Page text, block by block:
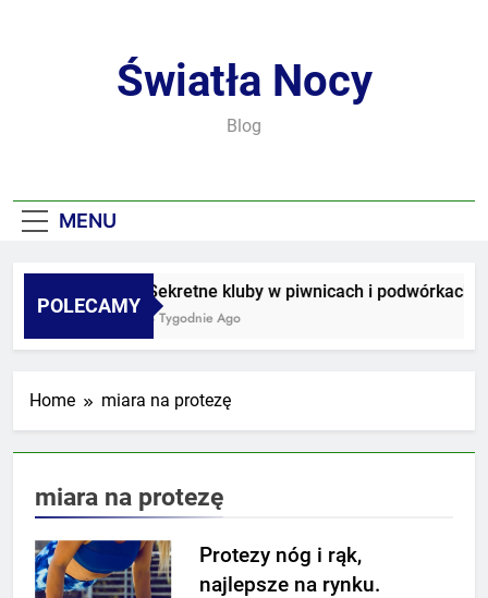
Światła Nocy
Blog
MENU
POLECAMY
Sekretne kluby w piwnicach i podwórkach
3 Tygodnie Ago
Home miara na protezę
miara na protezę
Protezy nóg i rąk,
najlepsze na rynku.